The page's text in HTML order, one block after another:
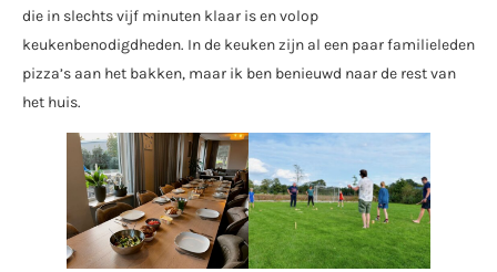
die in slechts vijf minuten klaar is en volop
keukenbenodigdheden. In de keuken zijn al een paar familieleden
pizza’s aan het bakken, maar ik ben benieuwd naar de rest van
het huis.